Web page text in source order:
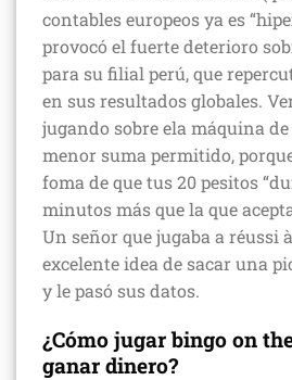
contables europeos ya es
provocó el fuerte deterioro
para su filial perú, que
en sus resultados globales.
jugando sobre ela máquina
menor suma permitido,
foma de que tus 20 pesitos
minutos más que la que
Un señor que jugaba a réussi
excelente idea de sacar una
y le pasó sus datos.
¿Cómo jugar bingo on
ganar dinero?